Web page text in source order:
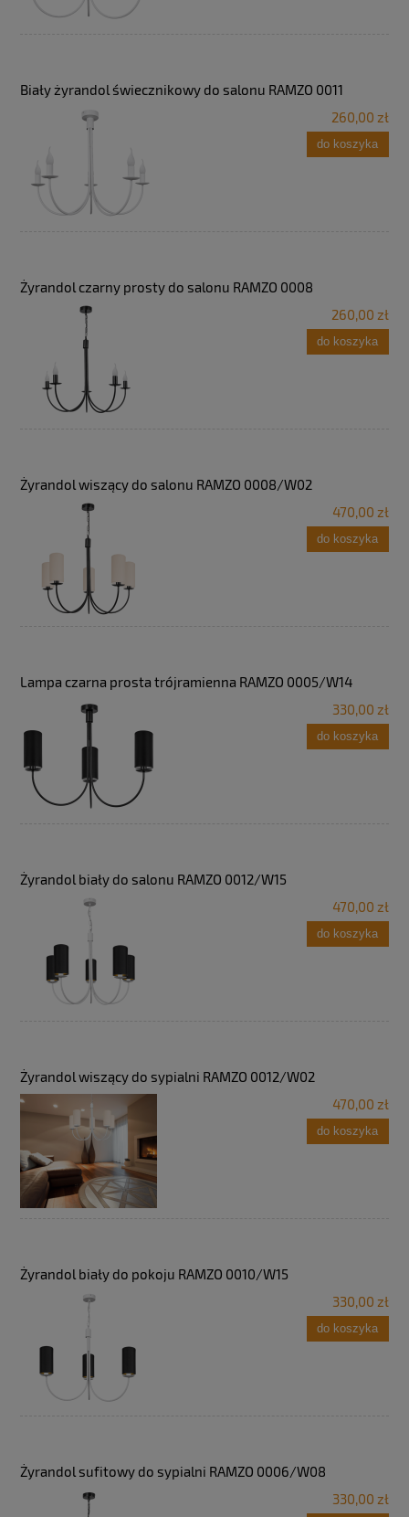
Biały żyrandol świecznikowy do salonu RAMZO 0011
260,00 zł
do koszyka
Żyrandol czarny prosty do salonu RAMZO 0008
260,00 zł
do koszyka
Żyrandol wiszący do salonu RAMZO 0008/W02
470,00 zł
do koszyka
Lampa czarna prosta trójramienna RAMZO 0005/W14
330,00 zł
do koszyka
Żyrandol biały do salonu RAMZO 0012/W15
470,00 zł
do koszyka
Żyrandol wiszący do sypialni RAMZO 0012/W02
470,00 zł
do koszyka
Żyrandol biały do pokoju RAMZO 0010/W15
330,00 zł
do koszyka
Żyrandol sufitowy do sypialni RAMZO 0006/W08
330,00 zł